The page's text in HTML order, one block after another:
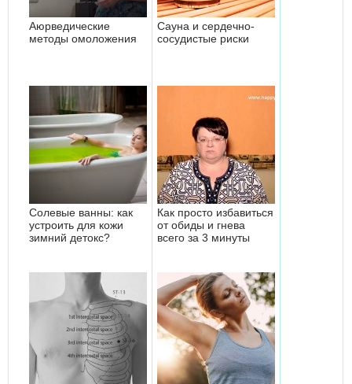
Аюрведические
методы омоложения
Сауна и сердечно-
сосудистые риски
Солевые ванны: как
устроить для кожи
зимний детокс?
Как просто избавиться
от обиды и гнева
всего за 3 минуты